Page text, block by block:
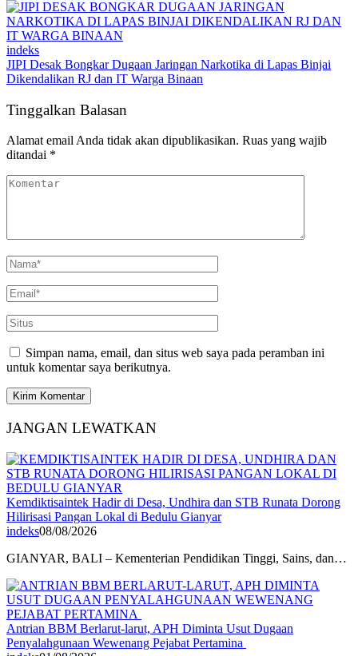
indeks
JIPI Desak Bongkar Dugaan Jaringan Narkotika di Lapas Binjai
Dikendalikan RJ dan IT Warga Binaan
Tinggalkan Balasan
Alamat email Anda tidak akan dipublikasikan. Ruas yang wajib
ditandai *
Simpan nama, email, dan situs web saya pada peramban ini
untuk komentar saya berikutnya.
JANGAN LEWATKAN
Kemdiktisaintek Hadir di Desa, Undhira dan STB Runata Dorong
Hilirisasi Pangan Lokal di Bedulu Gianyar
indeks08/08/2026
GIANYAR, BALI – Kementerian Pendidikan Tinggi, Sains, dan…
Antrian BBM Berlarut-larut, APH Diminta Usut Dugaan
Penyalahgunaan Wewenang Pejabat Pertamina